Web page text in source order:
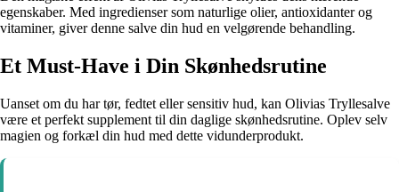
egenskaber. Med ingredienser som naturlige olier, antioxidanter og
vitaminer, giver denne salve din hud en velgørende behandling.
Et Must-Have i Din Skønhedsrutine
Uanset om du har tør, fedtet eller sensitiv hud, kan Olivias Tryllesalve
være et perfekt supplement til din daglige skønhedsrutine. Oplev selv
magien og forkæl din hud med dette vidunderprodukt.